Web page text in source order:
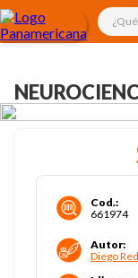
¿Qué
Cod.:
661974
Autor:
Diego